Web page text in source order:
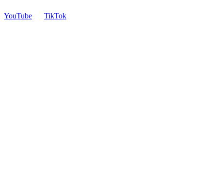
YouTube TikTok